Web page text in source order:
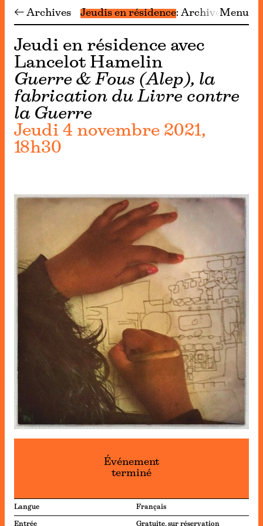
← Archives Jeudis en résidence ArchivesMenu
Jeudi en résidence avec
Lancelot Hamelin
Guerre & Fous (Alep), la
fabrication du Livre contre
la Guerre
Jeudi 4 novembre 2021,
18h30
Événement
terminé
Langue Français
Entrée Gratuite, sur réservation